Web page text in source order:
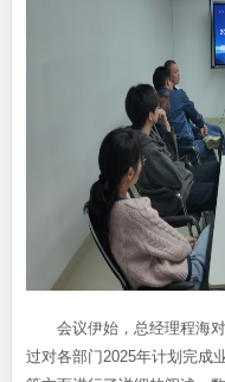
会议伊始，总经理程海
过对各部门2025年计划完成